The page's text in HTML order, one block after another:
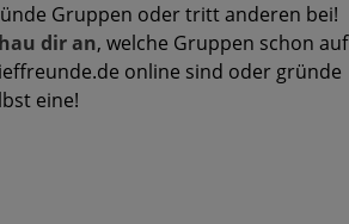
Gruppen oder tritt anderen bei!
dir an, welche Gruppen schon auf
online sind oder gründe
eine!